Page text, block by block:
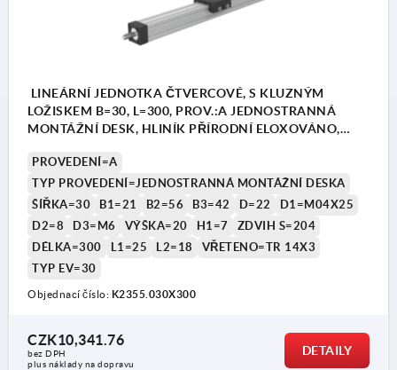
LINEÁRNÍ JEDNOTKA ČTVERCOVÉ, S KLUZNÝM
LOŽISKEM B=30, L=300, PROV.:A JEDNOSTRANNÁ
MONTÁŽNÍ DESK, HLINÍK PŘÍRODNÍ ELOXOVÁNO,
PROVEDENÍ=A
TYP PROVEDENÍ=JEDNOSTRANNÁ MONTÁŽNÍ DESKA
ŠÍŘKA=30
B1=21 B2=56 B3=42 D=22
D1=M04X25
D2=8
D3=M6 VÝŠKA=20 H1=7
ZDVIH S=204
DÉLKA=300
L1=25 L2=18
VŘETENO=TR 14X3
TYP EV=30
Objednací číslo: K2355.030X300
CZK10,341.76
bez DPH
plus náklady na dopravu
DETAILY